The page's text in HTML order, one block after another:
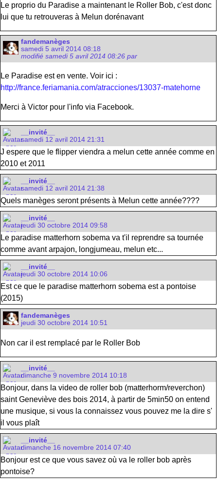
Le proprio du Paradise a maintenant le Roller Bob, c'est donc
lui que tu retrouveras à Melun dorénavant
fandemanèges
samedi 5 avril 2014 08:18
modifié samedi 5 avril 2014 08:26 par
Le Paradise est en vente. Voir ici :
http://france.feriamania.com/atracciones/13037-matehorne
Merci à Victor pour l'info via Facebook.
__invité__
samedi 12 avril 2014 21:31
J espere que le flipper viendra a melun cette année comme en
2010 et 2011
__invité__
samedi 12 avril 2014 21:38
Quels manèges seront présents à Melun cette année????
__invité__
jeudi 30 octobre 2014 09:58
Le paradise matterhorn sobema va t'il reprendre sa tournée
comme avant arpajon, longjumeau, melun etc...
__invité__
jeudi 30 octobre 2014 10:06
Est ce que le paradise matterhorn sobema est a pontoise
(2015)
fandemanèges
jeudi 30 octobre 2014 10:51
Non car il est remplacé par le Roller Bob
__invité__
dimanche 9 novembre 2014 10:18
Bonjour, dans la video de roller bob (matterhorm/reverchon)
saint Geneviève des bois 2014, à partir de 5min50 on entend
une musique, si vous la connaissez vous pouvez me la dire s'
il vous plaît
__invité__
dimanche 16 novembre 2014 07:40
Bonjour est ce que vous savez où va le roller bob après
pontoise?